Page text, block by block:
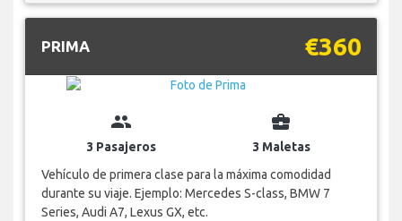
PRIMA €360
group
3 Pasajeros
business_center
3 Maletas
Vehículo de primera clase para la máxima comodidad
durante su viaje. Ejemplo: Mercedes S-class, BMW 7
Series, Audi A7, Lexus GX, etc.